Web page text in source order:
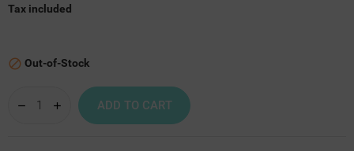
Tax included
 Out-of-Stock
ADD TO CART